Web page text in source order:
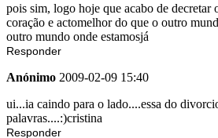
pois sim, logo hoje que acabo de
coração e actomelhor do que o outro
outro mundo onde estamosjá
Responder
Anónimo 2009-02-09 15:40
ui...ia caindo para o lado....essa do
palavras....:)cristina
Responder